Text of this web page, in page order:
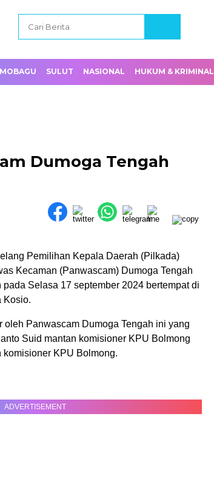
SULUT NASIONAL HUKUM & KRIMINAL
Dumoga Tengah
Pemilihan Kepala Daerah (Pilkada)
Kecaman (Panwascam) Dumoga Tengah
Selasa 17 september 2024 bertempat di
Kosio.
Panwascam Dumoga Tengah ini yang
Suid mantan komisioner KPU Bolmong
komisioner KPU Bolmong.
ADVERTISEMENT